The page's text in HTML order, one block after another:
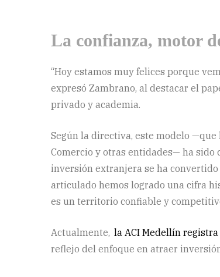
La confianza, motor
“Hoy estamos muy felices porque
expresó Zambrano, al destacar el
privado y academia.
Según la directiva, este modelo
Comercio y otras entidades— ha sido
inversión extranjera se ha
articulado hemos logrado una cifra
es un territorio confiable y
Actualmente, la ACI Medellín
reflejo del enfoque en atraer